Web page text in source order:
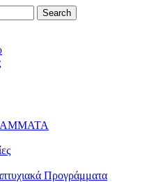
Search
Προγράμματα